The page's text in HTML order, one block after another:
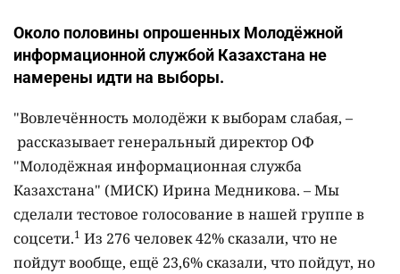
Около половины опрошенных Молодёжной
информационной службой Казахстана не
намерены идти на выборы.
"Вовлечённость молодёжи к выборам слабая, –
рассказывает генеральный директор ОФ
"Молодёжная информационная служба
Казахстана" (МИСК) Ирина Медникова. – Мы
сделали тестовое голосование в нашей группе в
соцсети.1 Из 276 человек 42% сказали, что не
пойдут вообще, ещё 23,6% сказали, что пойдут, но